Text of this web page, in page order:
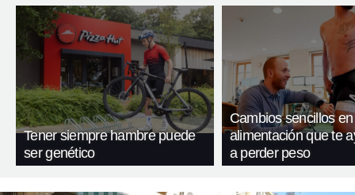
Tener siempre hambre puede
ser genético
Cambios sencillos
alimentación que te
a perder peso